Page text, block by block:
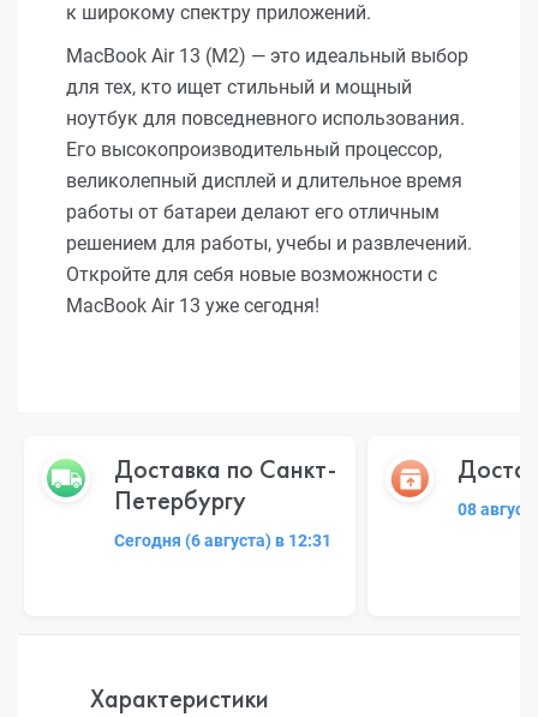
к широкому спектру приложений.
MacBook Air 13 (M2) — это идеальный выбор
для тех, кто ищет стильный и мощный
ноутбук для повседневного использования.
Его высокопроизводительный процессор,
великолепный дисплей и длительное время
работы от батареи делают его отличным
решением для работы, учебы и развлечений.
Откройте для себя новые возможности с
MacBook Air 13 уже сегодня!
Доставка по Санкт-
Петербургу
Сегодня (6 августа) в 12:31
08
Характеристики